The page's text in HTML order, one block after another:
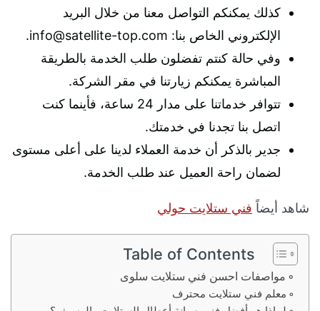
كذلك يمكنكم التواصل معنا من خلال البريد
الإلكتروني الخاص بنا: info@satellite-top.com.
وفي حالة كنتم تفضلون طلب الخدمة بالطريقة
المباشرة يمكنكم زيارتنا في مقر الشركة.
تتوافر خدماتنا على مدار 24 ساعة، فأينما كنت
اتصل بنا تجدنا في خدمتك.
جدير بالذكر أن خدمة العملاء لدينا على أعلى مستوى
لضمان راحة العميل عند طلب الخدمة.
شاهد أيضاً فني ستلايت حولي
Table of Contents
مواصفات احسن فني ستلايت سلوى
معلم فني ستلايت محترف